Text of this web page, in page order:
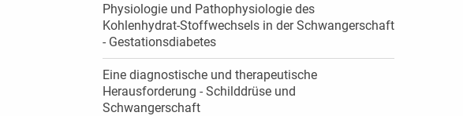
Physiologie und Pathophysiologie des
Kohlenhydrat-Stoffwechsels in der Schwangerschaft
- Gestationsdiabetes
Eine diagnostische und therapeutische
Herausforderung - Schilddrüse und
Schwangerschaft